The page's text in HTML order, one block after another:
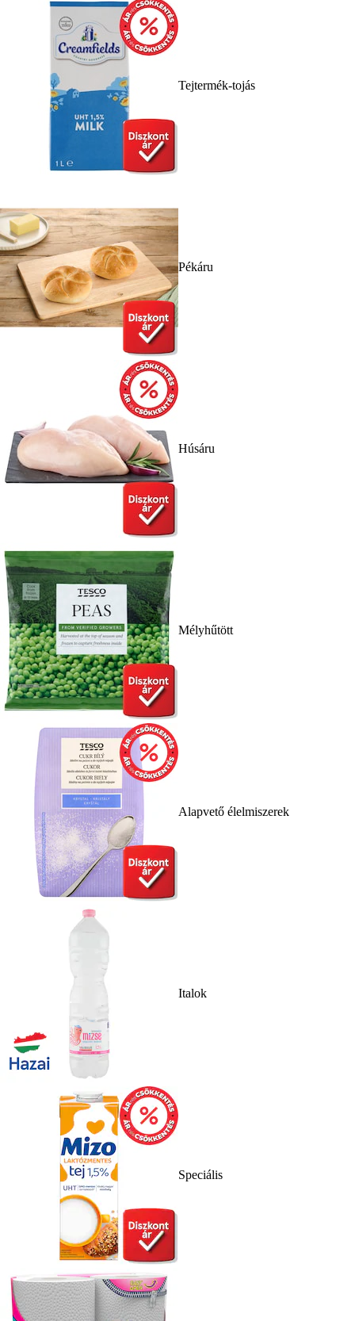
Tejtermék-tojás
Pékáru
Húsáru
Mélyhűtött
Alapvető élelmiszerek
Italok
Speciális